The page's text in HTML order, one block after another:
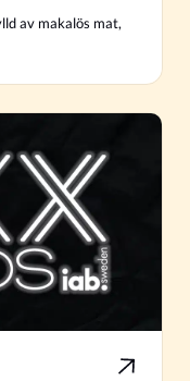
av makalös mat,